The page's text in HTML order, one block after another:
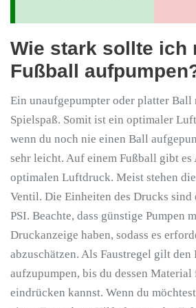
Wie stark sollte ich
Fußball
Ein unaufgepumpter oder platter Ball
Spielspaß. Somit ist ein optimaler
wenn du noch nie einen Ball
sehr leicht. Auf einem Fußball gibt es
optimalen Luftdruck. Meist stehen
Ventil. Die Einheiten des Drucks sind
PSI. Beachte, dass günstige Pumpen
Druckanzeige haben, sodass es
abzuschätzen. Als Faustregel gilt den
aufzupumpen, bis du dessen
eindrücken kannst. Wenn du